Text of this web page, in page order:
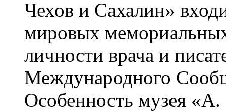
Чехов и Сахалин»
мировых
личности врача и
Международного
Особенность музея